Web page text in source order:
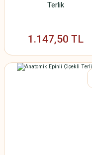
Terlik
1.147,50 TL